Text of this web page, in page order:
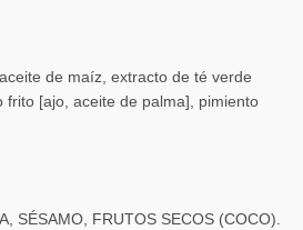
de maíz, extracto de té verde
frito [ajo, aceite de palma], pimiento
SÉSAMO, FRUTOS SECOS (COCO).